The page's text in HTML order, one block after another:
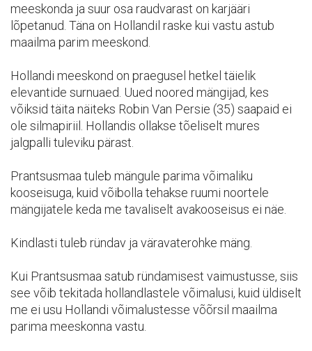
meeskonda ja suur osa raudvarast on karjääri
lõpetanud. Täna on Hollandil raske kui vastu astub
maailma parim meeskond.
Hollandi meeskond on praegusel hetkel täielik
elevantide surnuaed. Uued noored mängijad, kes
võiksid täita näiteks Robin Van Persie (35) saapaid ei
ole silmapiriil. Hollandis ollakse tõeliselt mures
jalgpalli tuleviku pärast.
Prantsusmaa tuleb mängule parima võimaliku
kooseisuga, kuid võibolla tehakse ruumi noortele
mängijatele keda me tavaliselt avakooseisus ei näe.
Kindlasti tuleb ründav ja väravaterohke mäng.
Kui Prantsusmaa satub ründamisest vaimustusse, siis
see võib tekitada hollandlastele võimalusi, kuid üldiselt
me ei usu Hollandi võimalustesse võõrsil maailma
parima meeskonna vastu.